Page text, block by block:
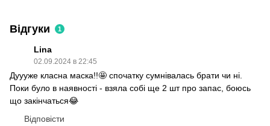
Відгуки 1
Lina
02.09.2024 в 22:45
Дуууже класна маска!!🤩 спочатку сумнівалась брати чи ні.
Поки було в наявності - взяла собі ще 2 шт про запас, боюсь
що закінчаться😂
Відповісти